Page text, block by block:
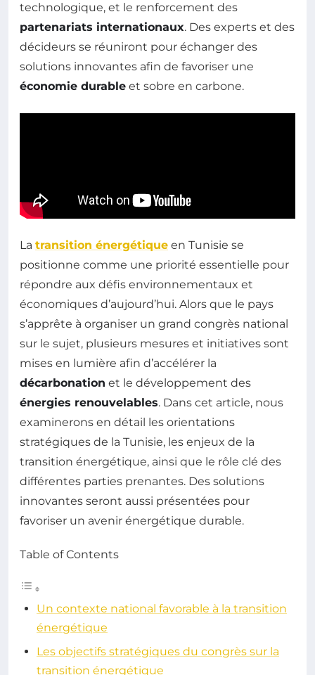
technologique, et le renforcement des
partenariats internationaux. Des experts et des
décideurs se réuniront pour échanger des
solutions innovantes afin de favoriser une
économie durable et sobre en carbone.
La transition énergétique en Tunisie se
positionne comme une priorité essentielle pour
répondre aux défis environnementaux et
économiques d’aujourd’hui. Alors que le pays
s’apprête à organiser un grand congrès national
sur le sujet, plusieurs mesures et initiatives sont
mises en lumière afin d’accélérer la
décarbonation et le développement des
énergies renouvelables. Dans cet article, nous
examinerons en détail les orientations
stratégiques de la Tunisie, les enjeux de la
transition énergétique, ainsi que le rôle clé des
différentes parties prenantes. Des solutions
innovantes seront aussi présentées pour
favoriser un avenir énergétique durable.
Table of Contents
Un contexte national favorable à la transition
énergétique
Les objectifs stratégiques du congrès sur la
transition énergétique